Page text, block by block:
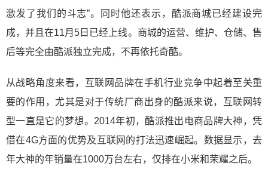
激发了我们的斗志”。同时他还表示，酷派商城已经建设完
成，并且在11月5日已经上线。商城的运营、维护、仓储、售
后等完全由酷派独立完成，不再依托奇酷。
从战略角度来看，互联网品牌在手机行业竞争中起着至关重
要的作用，尤其是对于传统厂商出身的酷派来说，互联网转
型一直是它的梦想。2014年初，酷派推出电商品牌大神，凭
借在4G方面的优势及互联网的打法迅速崛起。数据显示，去
年大神的年销量在1000万台左右，仅排在小米和荣耀之后。